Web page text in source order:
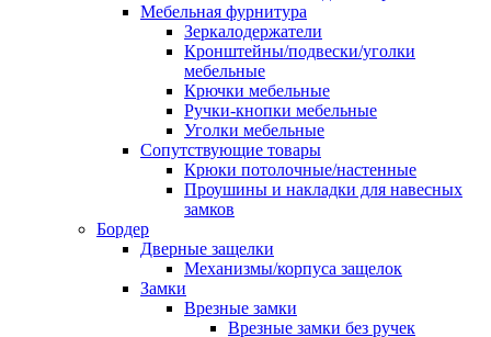
Мебельная фурнитура
Зеркалодержатели
Кронштейны/подвески/уголки
мебельные
Крючки мебельные
Ручки-кнопки мебельные
Уголки мебельные
Сопутствующие товары
Крюки потолочные/настенные
Проушины и накладки для навесных
замков
Бордер
Дверные защелки
Механизмы/корпуса защелок
Замки
Врезные замки
Врезные замки без ручек